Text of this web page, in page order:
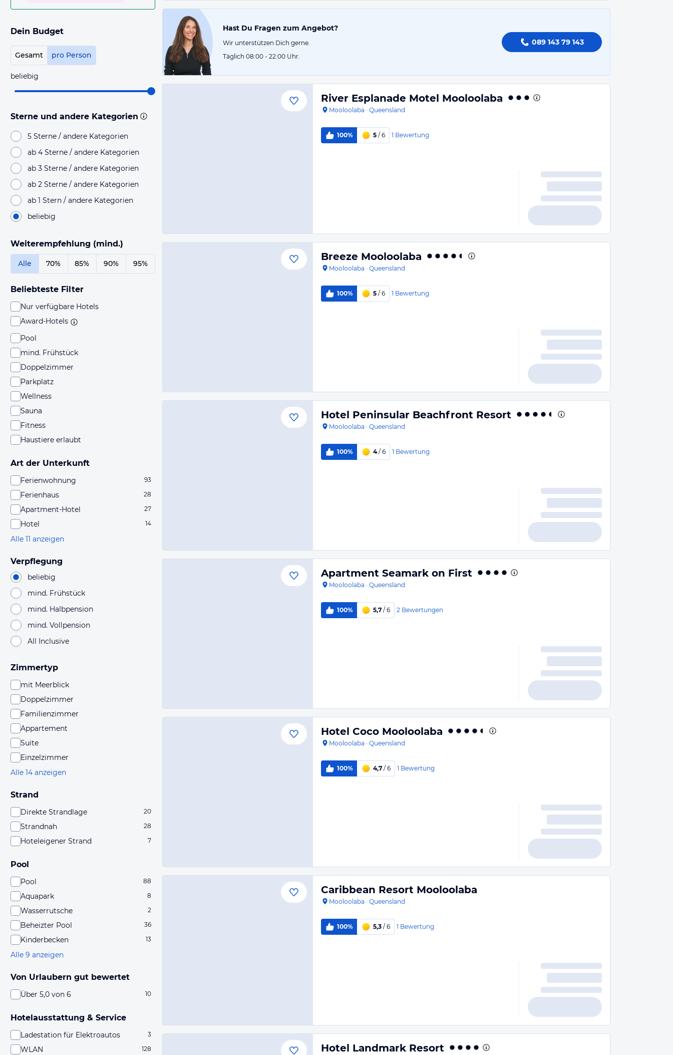
Dein Budget
Gesamt pro Person
beliebig
Sterne und andere Kategorien
5 Sterne / andere Kategorien
ab 4 Sterne / andere Kategorien
ab 3 Sterne / andere Kategorien
ab 2 Sterne / andere Kategorien
ab 1 Stern / andere Kategorien
beliebig
Weiterempfehlung (mind.)
Alle 70% 85% 90% 95%
Beliebteste Filter
Nur verfügbare Hotels
Award-Hotels
Pool
mind. Frühstück
Doppelzimmer
Parkplatz
Wellness
Sauna
Fitness
Haustiere erlaubt
Art der Unterkunft
Ferienwohnung 93
Ferienhaus 28
Apartment-Hotel 27
Hotel 14
Alle 11 anzeigen
Verpflegung
beliebig
mind. Frühstück
mind. Halbpension
mind. Vollpension
All Inclusive
Zimmertyp
mit Meerblick
Doppelzimmer
Familienzimmer
Appartement
Suite
Einzelzimmer
Alle 14 anzeigen
Strand
Direkte Strandlage 20
Strandnah 28
Hoteleigener Strand 7
Pool
Pool 88
Aquapark 8
Wasserrutsche 2
Beheizter Pool 36
Kinderbecken 13
Alle 9 anzeigen
Von Urlaubern gut bewertet
Über 5,0 von 6 10
Hotelausstattung & Service
Ladestation für Elektroautos 3
WLAN 128
Hast Du Fragen zum Angebot?
Wir unterstützen Dich gerne.
Täglich 08:00 - 22:00 Uhr.
089 143 79 143
River Esplanade Motel Mooloolaba
Mooloolaba · Queensland
100% 5 / 6 1 Bewertung
Breeze Mooloolaba
Mooloolaba · Queensland
100% 5 / 6 1 Bewertung
Hotel Peninsular Beachfront Resort
Mooloolaba · Queensland
100% 4/ 6 1 Bewertung
Apartment Seamark on First
Mooloolaba · Queensland
100% 5,7 / 6 2 Bewertungen
Hotel Coco Mooloolaba
Mooloolaba · Queensland
100% 4,7 / 6 1 Bewertung
Caribbean Resort Mooloolaba
Mooloolaba · Queensland
100% 5,3 / 6 1 Bewertung
Hotel Landmark Resort